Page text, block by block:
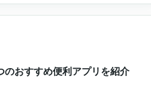
のおすすめ便利アプリを紹介